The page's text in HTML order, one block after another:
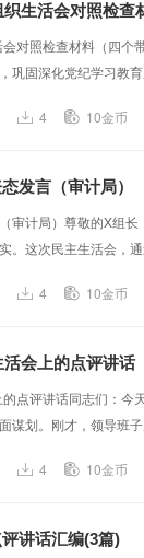
生活会对照检查
对照检查材料（四个
巩固深化党纪学习教
一、存在的主要问题
4 10金币
发言（审计局）
审计局）尊敬的X组
。这次民主生活会，
生活会，我深切感到
4 10金币
会上的点评讲话
点评讲话同志们：
谋划。刚才，领导班
结合集团工作实际、
4 10金币
讲话汇编(3篇)